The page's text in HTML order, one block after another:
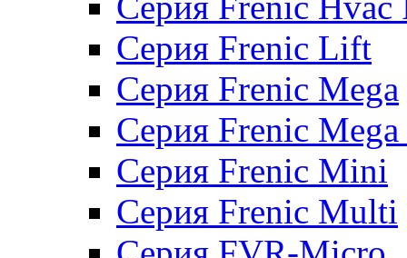
Серия Frenic Lift
Серия Frenic Mega
Серия Frenic Mega
Серия Frenic Mini
Серия Frenic Multi